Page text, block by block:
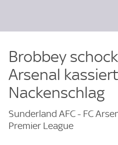
Brobbey
Arsenal
Nackenschlag
Sunderland AFC - FC
Premier League